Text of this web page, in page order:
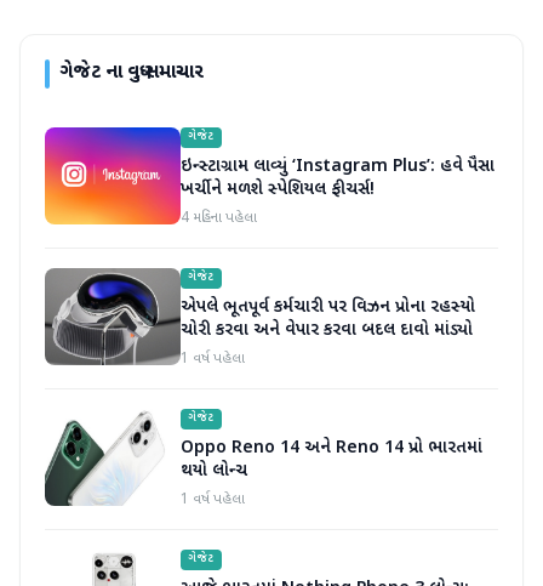
ગેજેટ ના વધુ સમાચાર
ગેજેટ
ઇન્સ્ટાગ્રામ લાવ્યું ‘Instagram Plus’: હવે પૈસા
ખર્ચીને મળશે સ્પેશિયલ ફીચર્સ!
4 મહિના પહેલા
ગેજેટ
એપલે ભૂતપૂર્વ કર્મચારી પર વિઝન પ્રોના રહસ્યો
ચોરી કરવા અને વેપાર કરવા બદલ દાવો માંડ્યો
1 વર્ષ પહેલા
ગેજેટ
Oppo Reno 14 અને Reno 14 પ્રો ભારતમાં
થયો લોન્ચ
1 વર્ષ પહેલા
ગેજેટ